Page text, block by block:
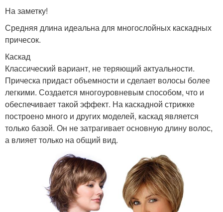
На заметку!
Средняя длина идеальна для многослойных каскадных
причесок.
Каскад
Классический вариант, не теряющий актуальности.
Прическа придаст объемности и сделает волосы более
легкими. Создается многоуровневым способом, что и
обеспечивает такой эффект. На каскадной стрижке
построено много и других моделей, каскад является
только базой. Он не затрагивает основную длину волос,
а влияет только на общий вид.